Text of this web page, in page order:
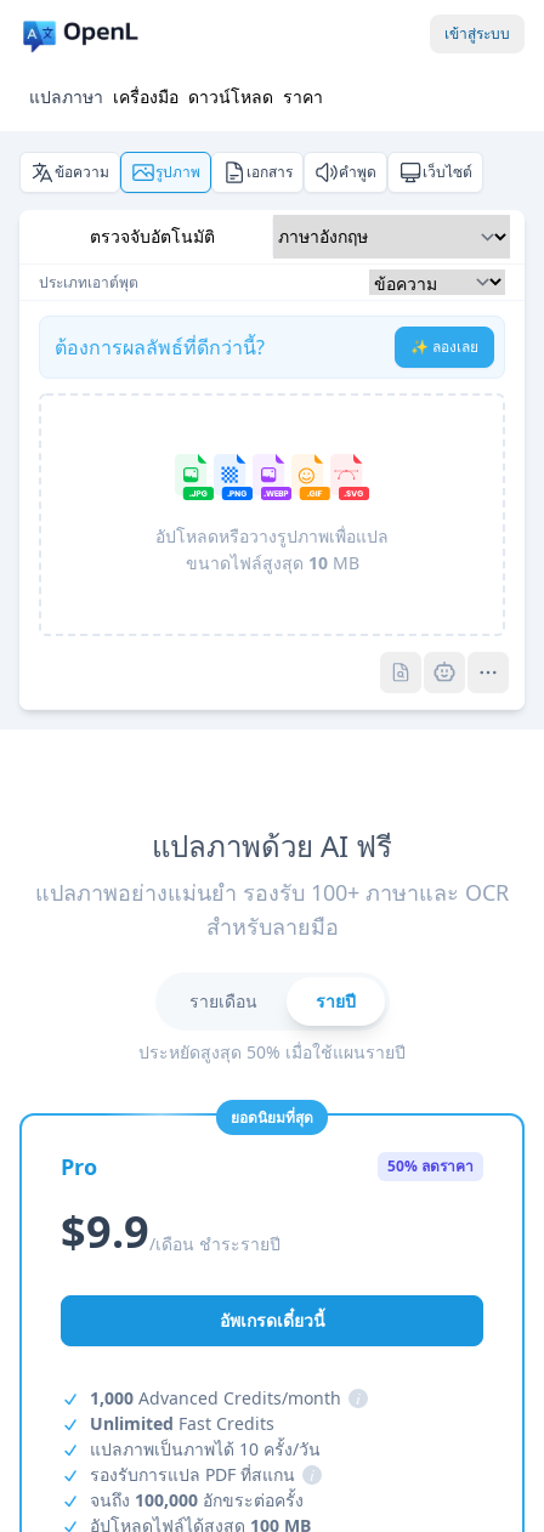
เข้าสู่ระบบ
แปลภาษา เครื่องมือ ดาวน์โหลด ราคา
ข้อความ รูปภาพ เอกสาร คำพูด เว็บไซต์
ตรวจจับอัตโนมัติ
ประเภทเอาต์พุต
ต้องการผลลัพธ์ที่ดีกว่านี้? ✨ ลองเลย
อัปโหลดหรือวางรูปภาพเพื่อแปล
ขนาดไฟล์สูงสุด 10MB
แปลภาพด้วย AI ฟรี
แปลภาพอย่างแม่นยำ รองรับ 100+ ภาษาและ OCR
สำหรับลายมือ
รายเดือน รายปี
ประหยัดสูงสุด 50% เมื่อใช้แผนรายปี
ยอดนิยมที่สุด
Pro 50% ลดราคา
$9.9/เดือน ชำระรายปี
อัพเกรดเดี๋ยวนี้
1,000 Advanced Credits/month
i
Unlimited Fast Credits
แปลภาพเป็นภาพได้ 10 ครั้ง/วัน
รองรับการแปล PDF ที่สแกน
i
จนถึง 100,000 อักขระต่อครั้ง
อัปโหลดไฟล์ได้สูงสุด 100 MB